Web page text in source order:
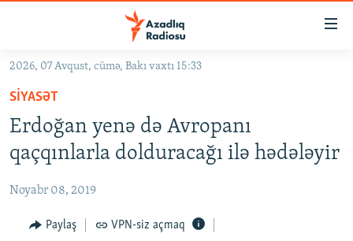
Əsas
qayıt
Əsas
naviqasiyaya
qayıt
Axtarışa
GÜNDƏM
#İZAHLA
KORRUPSIOMETR
#ƏSLINDƏ
FƏRQƏ BAX
QANUNI DOĞRU
2026, 07 Avqust, cümə, Bakı vaxtı 15:33
SIYASƏT
Erdoğan yenə də Avropanı
qaçqınlarla dolduracağı ilə hədələyir
Noyabr 08, 2019
Paylaş VPN-siz açmaq